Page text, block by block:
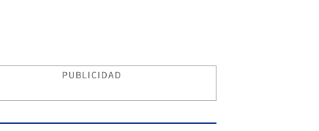
PUBLICIDAD